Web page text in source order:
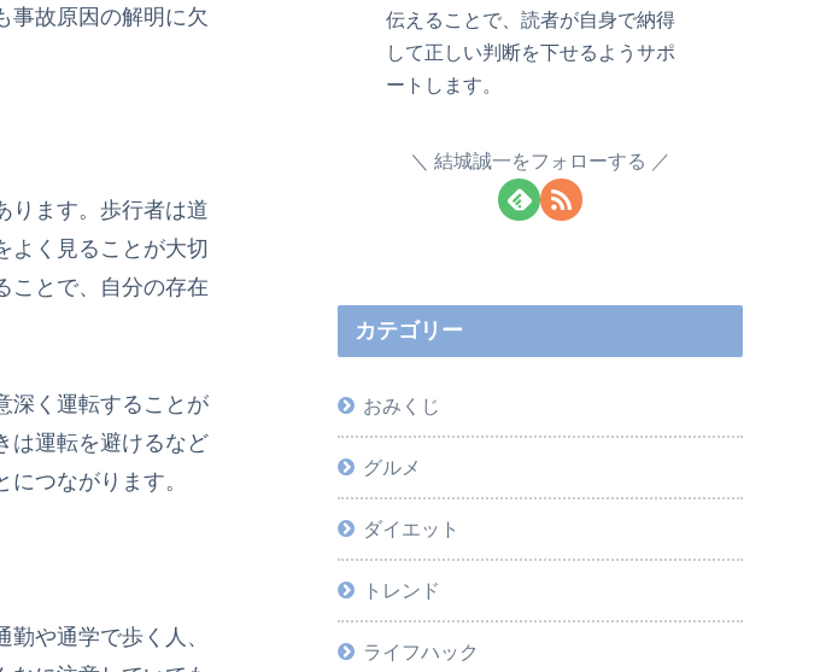
事故原因の解明に欠
ります。歩行者は道
よく見ることが大切
ことで、自分の存在
深く運転することが
は運転を避けるなど
つながります。
や通学で歩く人、
伝えることで、読者が自身で納得
して正しい判断を下せるようサポ
ートします。
結城誠一をフォローする
カテゴリー
おみくじ
グルメ
ダイエット
トレンド
ライフハック